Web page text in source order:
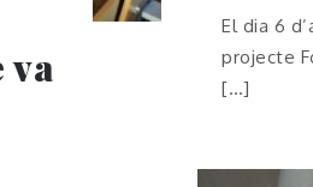
va
El dia 6
projecte
[…]